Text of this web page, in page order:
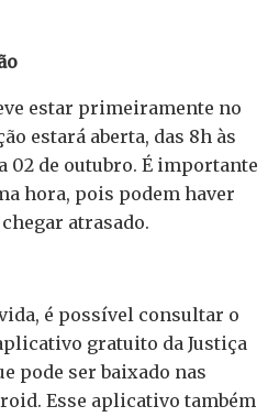
estar primeiramente no
estará aberta, das 8h às
02 de outubro. É importante
hora, pois podem haver
atrasado.
é possível consultar o
gratuito da Justiça
pode ser baixado nas
Esse aplicativo também